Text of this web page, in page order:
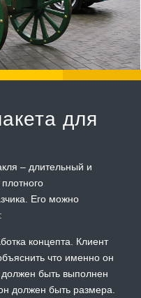
для
– длительный и
Его можно
концепта. Клиент
что именно он
должен быть выполнен
должен быть размера.